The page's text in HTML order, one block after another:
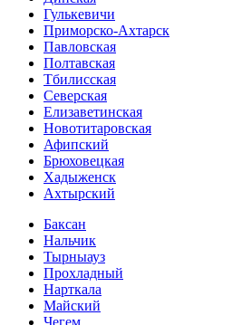
Гулькевичи
Приморско-Ахтарск
Павловская
Полтавская
Тбилисская
Северская
Елизаветинская
Новотитаровская
Афипский
Брюховецкая
Хадыженск
Ахтырский
Баксан
Нальчик
Тырныауз
Прохладный
Нарткала
Майский
Чегем